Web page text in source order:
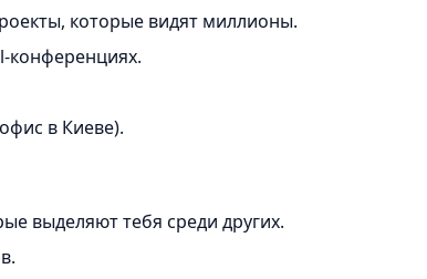
которые видят миллионы.
конференциях.
в Киеве).
выделяют тебя среди других.